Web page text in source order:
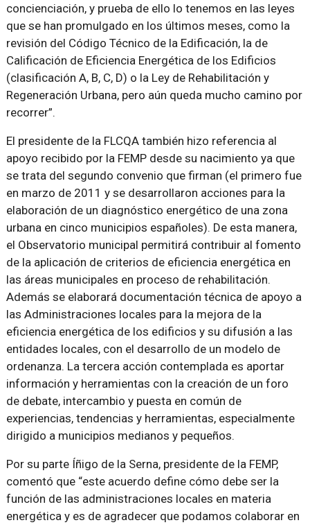
concienciación, y prueba de ello lo tenemos en las leyes
que se han promulgado en los últimos meses, como la
revisión del Código Técnico de la Edificación, la de
Calificación de Eficiencia Energética de los Edificios
(clasificación A, B, C, D) o la Ley de Rehabilitación y
Regeneración Urbana, pero aún queda mucho camino por
recorrer”.
El presidente de la FLCQA también hizo referencia al
apoyo recibido por la FEMP desde su nacimiento ya que
se trata del segundo convenio que firman (el primero fue
en marzo de 2011 y se desarrollaron acciones para la
elaboración de un diagnóstico energético de una zona
urbana en cinco municipios españoles). De esta manera,
el Observatorio municipal permitirá contribuir al fomento
de la aplicación de criterios de eficiencia energética en
las áreas municipales en proceso de rehabilitación.
Además se elaborará documentación técnica de apoyo a
las Administraciones locales para la mejora de la
eficiencia energética de los edificios y su difusión a las
entidades locales, con el desarrollo de un modelo de
ordenanza. La tercera acción contemplada es aportar
información y herramientas con la creación de un foro
de debate, intercambio y puesta en común de
experiencias, tendencias y herramientas, especialmente
dirigido a municipios medianos y pequeños.
Por su parte Íñigo de la Serna, presidente de la FEMP,
comentó que este acuerdo define cómo debe ser la
función de las administraciones locales en materia
energética y es de agradecer que podamos colaborar en